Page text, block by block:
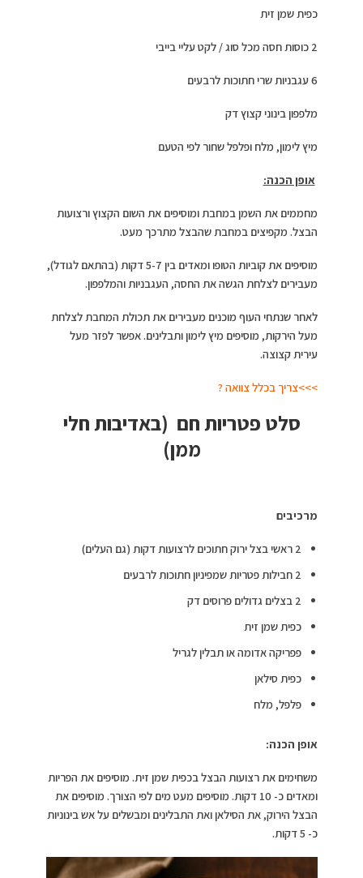
כפית שמן זית
2 כוסות חסה מכל סוג / לקט עליי בייבי
6 עגבניות שרי חתוכות לרבעים
מלפפון בינוני קצוץ דק
מיץ לימון, מלח ופלפל שחור לפי הטעם
אופן הכנה:
מחממים את השמן במחבת ומוסיפים את השום הקצוץ ורצועות
הבצל. מקפיצים במחבת שהבצל מתרכך מעט.
מוסיפים את קוביות הטופו ומאדים בין 5-7 דקות (בהתאם לגודל),
מעבירים לצלחת הגשה את החסה, העגבניות והמלפפון.
לאחר שנתחי העוף מוכנים מעבירים את תכולת המחבת לצלחת
מעל הירקות, מוסיפים מיץ לימון ותבלינים. אפשר לפזר מעל
עירית קצוצה.
>>>צריך בכלל צוואה ?
סלט פטריות חם (באדיבות חלי
ממן)
מרכיבים
2 ראשי בצל ירוק חתוכים לרצועות דקות (גם העלים)
2 חבילות פטריות שמפיניון חתוכות לרבעים
2 בצלים גדולים פרוסים דק
כפית שמן זית
פפריקה אדומה או תבלין לגריל
כפית סילאן
פלפל, מלח
אופן הכנה:
משחימים את רצועות הבצל בכפית שמן זית. מוסיפים את הפריות
ומאדים כ- 10 דקות. מוסיפים מעט מים לפי הצורך. מוסיפים את
הבצל הירוק, את הסילאן ואת התבלינים ומבשלים על אש בינוניות
כ- 5 דקות.